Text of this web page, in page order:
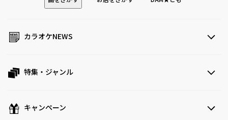
カラオケNEWS
特集・ジャンル
キャンペーン